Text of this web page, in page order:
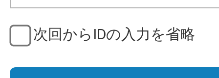
次回からIDの入力を省略